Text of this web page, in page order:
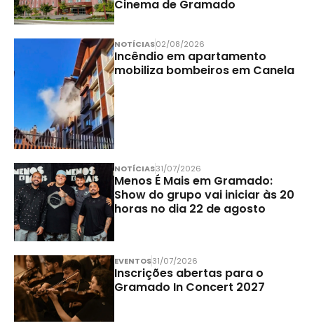
Cinema de Gramado
NOTÍCIAS02/08/2026
Incêndio em apartamento
mobiliza bombeiros em Canela
NOTÍCIAS31/07/2026
Menos É Mais em Gramado:
Show do grupo vai iniciar às 20
horas no dia 22 de agosto
EVENTOS31/07/2026
Inscrições abertas para o
Gramado In Concert 2027